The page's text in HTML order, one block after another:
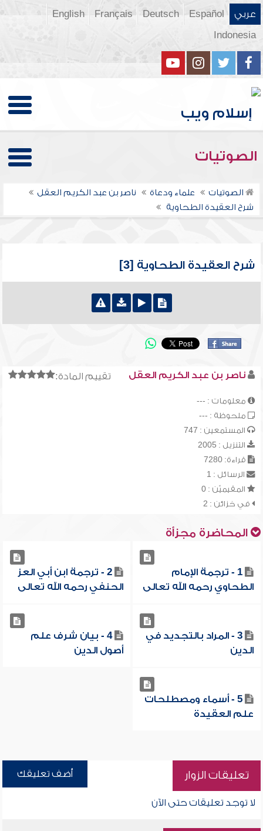
عربي Español
Deutsch
Français
English
Indonesia
الصوتيات
الصوتيات علماء ودعاة
ناصر بن عبد الكريم العقل
شرح العقيدة الطحاوية
شرح العقيدة الطحاوية [3]
تقييم المادة: ناصر بن عبد الكريم العقل
معلومات : ---
ملحوظة : ---
المستمعين : 747
التنزيل : 2005
قراءة: 7280
الرسائل : 1
المقيميّن : 0
في خزائن : 2
المحاضرة مجزأة
1 - ترجمة الإمام
الطحاوي رحمه الله تعالى
2 - ترجمة ابن أبي العز
الحنفي رحمه الله تعالى
3 - المراد بالتجديد في
الدين
4 - بيان شرف علم
أصول الدين
5 - أسماء ومصطلحات
علم العقيدة
تعليقات الزوار أضف تعليقك
لا توجد تعليقات حتى الآن